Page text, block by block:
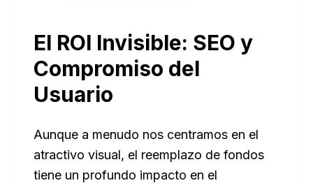
El ROI Invisible: SEO y
Compromiso del
Usuario
Aunque a menudo nos centramos en el
atractivo visual, el reemplazo de fondos
tiene un profundo impacto en el